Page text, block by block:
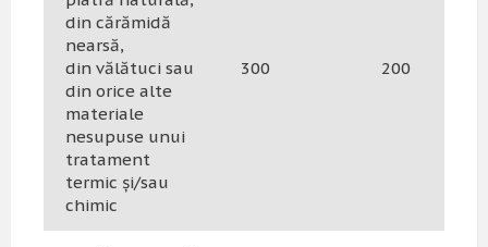
din cărămidă
nearsă,
din vălătuci sau
din orice alte
materiale
nesupuse unui
tratament
termic și/sau
chimic
300 200